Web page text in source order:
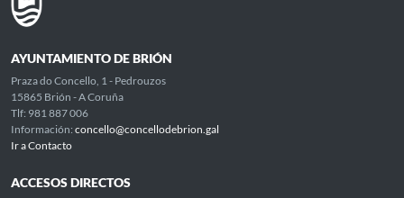
AYUNTAMIENTO DE BRIÓN
Praza do Concello, 1 - Pedrouzos
15865 Brión - A Coruña
Tlf: 981 887 006
Información: concello@concellodebrion.gal
Ir a Contacto
ACCESOS DIRECTOS